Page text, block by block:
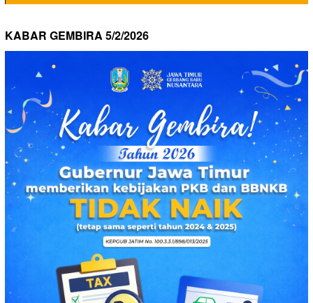
KABAR GEMBIRA 5/2/2026